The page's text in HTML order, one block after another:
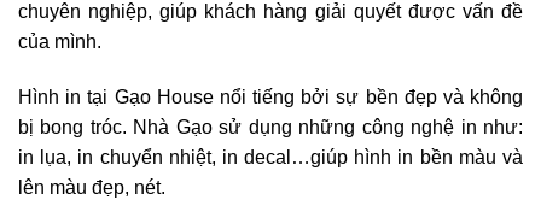
chuyên nghiệp, giúp khách hàng giải quyết được vấn đề
của mình.
Hình in tại Gạo House nổi tiếng bởi sự bền đẹp và không
bị bong tróc. Nhà Gạo sử dụng những công nghệ in như:
in lụa, in chuyển nhiệt, in decal…giúp hình in bền màu và
lên màu đẹp, nét.